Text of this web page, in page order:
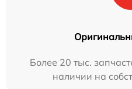
Более 20 тыс.
наличии на